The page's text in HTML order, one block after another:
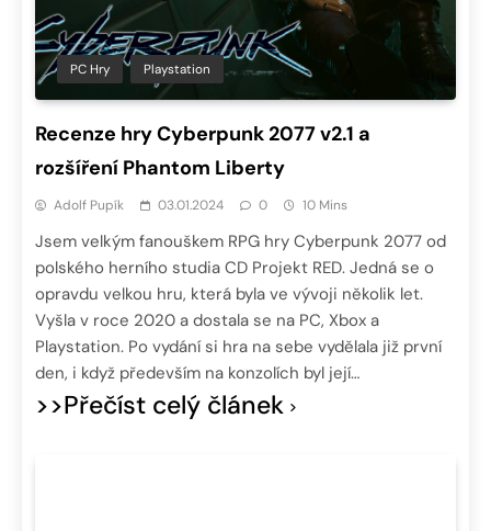
PC Hry Playstation
Recenze hry Cyberpunk 2077 v2.1 a
rozšíření Phantom Liberty
Adolf Pupík 03.01.2024 0 10 Mins
Jsem velkým fanouškem RPG hry Cyberpunk 2077 od
polského herního studia CD Projekt RED. Jedná se o
opravdu velkou hru, která byla ve vývoji několik let.
Vyšla v roce 2020 a dostala se na PC, Xbox a
Playstation. Po vydání si hra na sebe vydělala již první
den, i když především na konzolích byl její…
>>Přečíst celý článek